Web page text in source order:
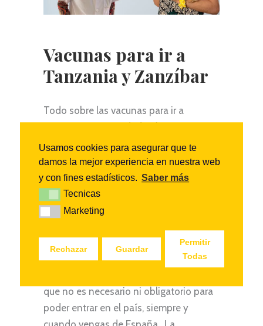
Vacunas para ir a
Tanzania y Zanzíbar
Todo sobre las vacunas para ir a
Tanzania recomendadas (no
obligatorias) y otros requerimientos
médicos de interés de la mano de la
Dra. Rodriguez, especialista en Salud
Internacional del Hospital Clínic de
Barcelona. https://youtu.be/VQ52H-
Vacunas recomendadas Uno de los
grandes mitos de viajar a Tanzania es
que no es necesario ni obligatorio para
poder entrar en el país, siempre y
Usamos cookies para asegurar que te
damos la mejor experiencia en nuestra web
y con fines estadísticos. Saber más
TecnicasTecnicas
MarketingMarketing
Rechazar Guardar
Permitir
Todas